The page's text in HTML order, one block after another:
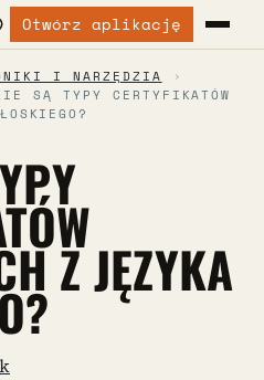
Otwórz aplikację
I NARZĘDZIA
›
SĄ TYPY CERTYFIKATÓW
Z JĘZYKA